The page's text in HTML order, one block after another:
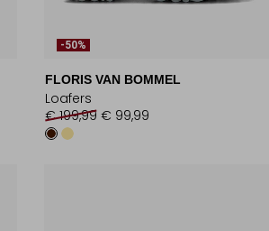
-50%
FLORIS VAN BOMMEL
Loafers
€ 199,99 € 99,99